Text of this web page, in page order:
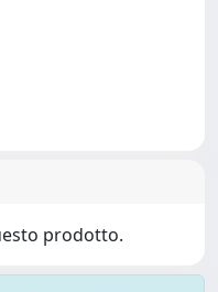
prodotto.